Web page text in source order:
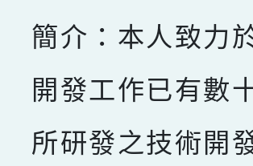
簡介：本人致力
開發工作已有數
所研發之技術開